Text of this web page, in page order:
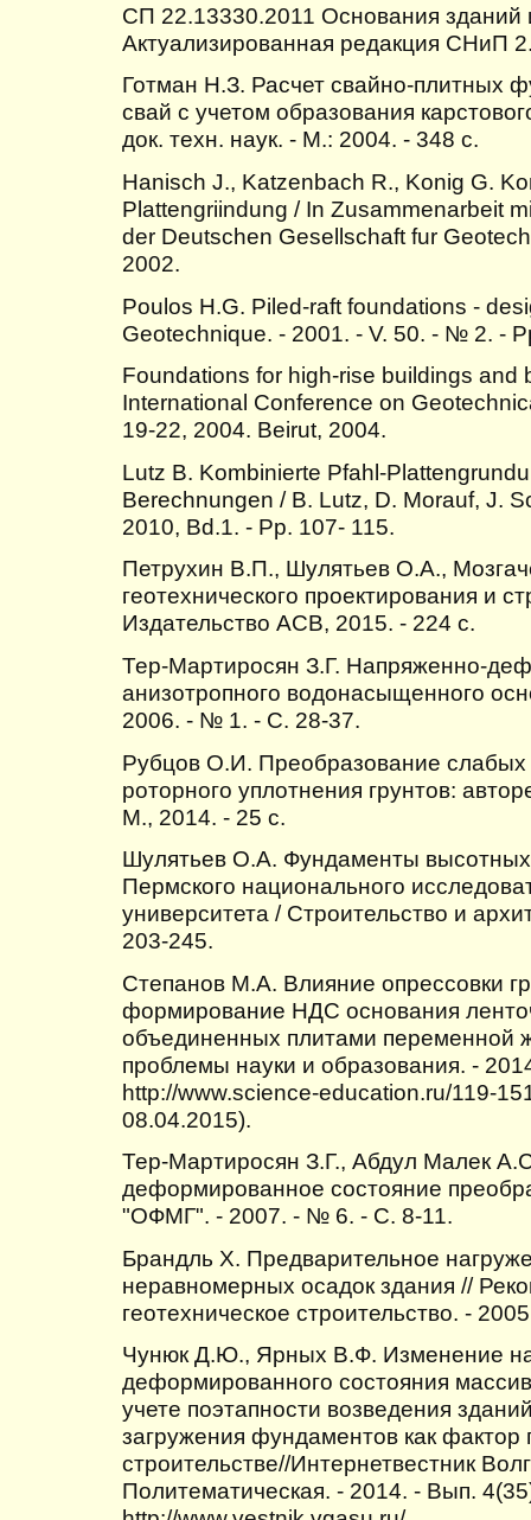
СП 22.13330.2011 Основания зданий
Актуализированная редакция СНиП
Готман Н.З. Расчет свайно-плитных
свай с учетом образования
док. техн. наук. - М.: 2004. - 348 с.
Hanisch J., Katzenbach R., Konig G.
Plattengriindung / In Zusammenarbeit
der Deutschen Gesellschaft fur
2002.
Poulos H.G. Piled-raft foundations -
Geotechnique. - 2001. - V. 50. - № 2. -
Foundations for high-rise buildings and
International Conference on
19-22, 2004. Beirut, 2004.
Lutz B. Kombinierte Pfahl-
Berechnungen / B. Lutz, D. Morauf, J.
2010, Bd.1. - Pр. 107- 115.
Петрухин В.П., Шулятьев О.А.,
геотехнического проектирования и
Издательство АСВ, 2015. - 224 с.
Тер-Мартиросян З.Г. Напряженно-
анизотропного водонасыщенного
2006. - № 1. - С. 28-37.
Рубцов О.И. Преобразование слабых
роторного уплотнения грунтов:
М., 2014. - 25 с.
Шулятьев О.А. Фундаменты высотных
Пермского национального
университета / Строительство и
203-245.
Степанов М.А. Влияние опрессовки
формирование НДС основания
объединенных плитами переменной
проблемы науки и образования. -
http://www.science-education.ru/119-
08.04.2015).
Тер-Мартиросян З.Г., Абдул Малек
деформированное состояние
"ОФМГ". - 2007. - № 6. - С. 8-11.
Брандль Х. Предварительное
неравномерных осадок здания //
геотехническое строительство. -
Чунюк Д.Ю., Ярных В.Ф. Изменение
деформированного состояния
учете поэтапности возведения
загружения фундаментов как фактор
строительстве//Интернетвестник
Политематическая. - 2014. - Вып.